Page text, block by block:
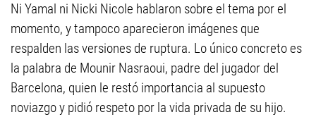
Ni Yamal ni Nicki Nicole hablaron sobre el tema por el
momento, y tampoco aparecieron imágenes que
respalden las versiones de ruptura. Lo único concreto es
la palabra de Mounir Nasraoui, padre del jugador del
Barcelona, quien le restó importancia al supuesto
noviazgo y pidió respeto por la vida privada de su hijo.